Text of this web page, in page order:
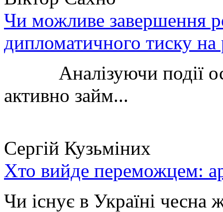
Чи можливе завершення
дипломатичного тиску
Аналізуючи події
активно займ...
Сергій Кузьміних
Хто вийде переможцем:
Чи існує в Україні чесна